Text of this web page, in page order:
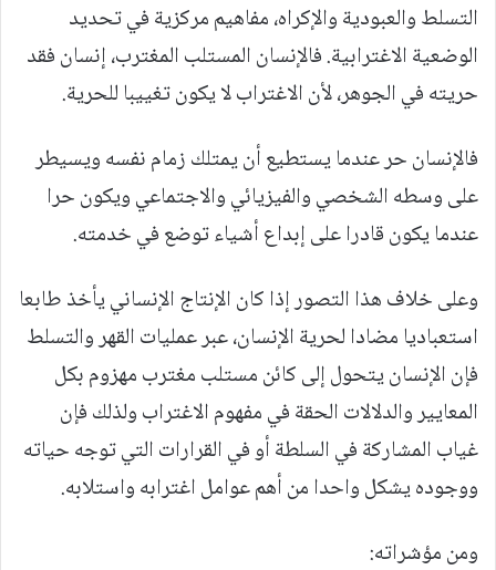
التسلط والعبودية والإكراه، مفاهيم مركزية في تحديد
الوضعية الاغترابية. فالإنسان المستلب المغترب، إنسان فقد
حريته في الجوهر، لأن الاغتراب لا يكون تغييبا للحرية.
فالإنسان حر عندما يستطيع أن يمتلك زمام نفسه ويسيطر
على وسطه الشخصي والفيزيائي والاجتماعي ويكون حرا
عندما يكون قادرا على إبداع أشياء توضع في خدمته.
وعلى خلاف هذا التصور إذا كان الإنتاج الإنساني يأخذ طابعا
استعباديا مضادا لحرية الإنسان، عبر عمليات القهر والتسلط
فإن الإنسان يتحول إلى كائن مستلب مغترب مهزوم بكل
المعايير والدلالات الحقة في مفهوم الاغتراب ولذلك فإن
غياب المشاركة في السلطة أو في القرارات التي توجه حياته
ووجوده يشكل واحدا من أهم عوامل اغترابه واستلابه.
ومن مؤشراته: